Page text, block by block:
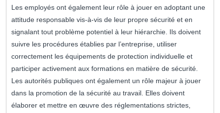
Les employés ont également leur rôle à jouer en adoptant une
attitude responsable vis-à-vis de leur propre sécurité et en
signalant tout problème potentiel à leur hiérarchie. Ils doivent
suivre les procédures établies par l’entreprise, utiliser
correctement les équipements de protection individuelle et
participer activement aux formations en matière de sécurité.
Les autorités publiques ont également un rôle majeur à jouer
dans la promotion de la sécurité au travail. Elles doivent
élaborer et mettre en œuvre des réglementations strictes,